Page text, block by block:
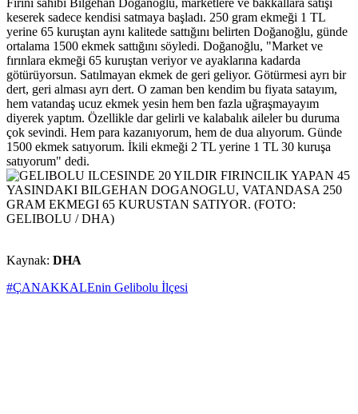
Fırını sahibi Bilgehan Doğanoğlu, marketlere ve bakkallara satışı
keserek sadece kendisi satmaya başladı. 250 gram ekmeği 1 TL
yerine 65 kuruştan aynı kalitede sattığını belirten Doğanoğlu, günde
ortalama 1500 ekmek sattığını söyledi. Doğanoğlu, "Market ve
fırınlara ekmeği 65 kuruştan veriyor ve ayaklarına kadarda
götürüyorsun. Satılmayan ekmek de geri geliyor. Götürmesi ayrı bir
dert, geri alması ayrı dert. O zaman ben kendim bu fiyata satayım,
hem vatandaş ucuz ekmek yesin hem ben fazla uğraşmayayım
diyerek yaptım. Özellikle dar gelirli ve kalabalık aileler bu duruma
çok sevindi. Hem para kazanıyorum, hem de dua alıyorum. Günde
1500 ekmek satıyorum. İkili ekmeği 2 TL yerine 1 TL 30 kuruşa
satıyorum" dedi.
Kaynak: DHA
#ÇANAKKALEnin Gelibolu İlçesi